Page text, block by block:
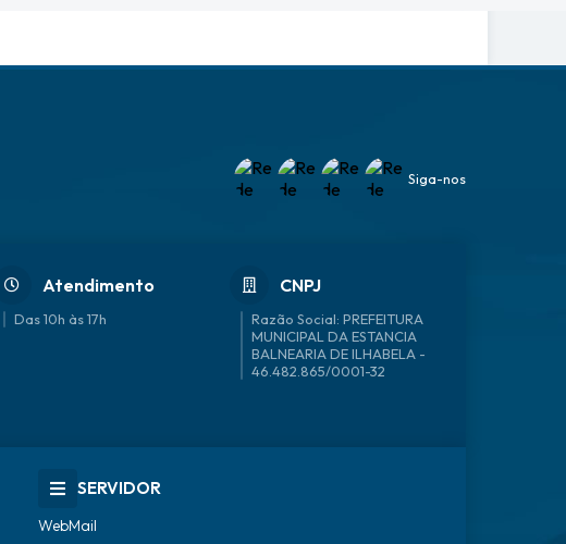
Atendimento
Das 10h às 17h
CNPJ
46.482.865/0001-32
Siga-nos
SERVIDOR
WebMail